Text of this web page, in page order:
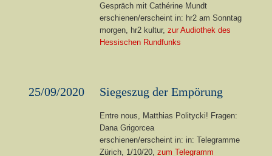
Gespräch mit Cathérine Mundt
erschienen/erscheint in: hr2 am Sonntag
morgen, hr2 kultur, zur Audiothek des
Hessischen Rundfunks
25/09/2020 Siegeszug der Empörung
Entre nous, Matthias Politycki! Fragen:
Dana Grigorcea
erschienen/erscheint in: in: Telegramme
Zürich, 1/10/20, zum Telegramm